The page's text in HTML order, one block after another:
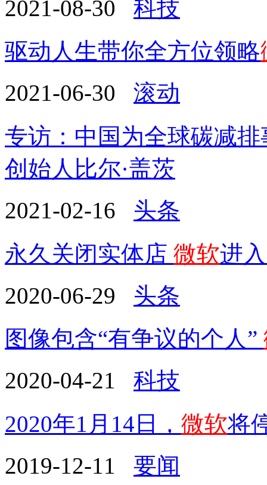
2021-08-30 科技
驱动人生带你全方位领略
2021-06-30 滚动
专访：中国为全球碳减
创始人比尔·盖茨
2021-02-16 头条
永久关闭实体店 微软进
2020-06-29 头条
图像包含“有争议的个人”
2020-04-21 科技
2020年1月14日， 微软将
2019-12-11 要闻